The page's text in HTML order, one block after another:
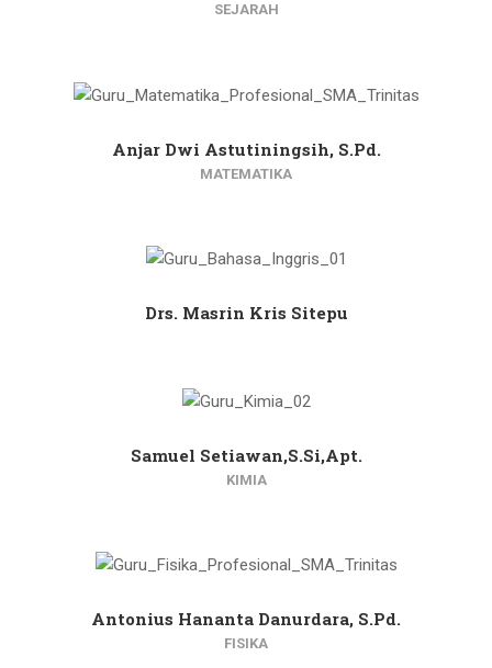
SEJARAH
Anjar Dwi Astutiningsih, S.Pd.
MATEMATIKA
Drs. Masrin Kris Sitepu
Samuel Setiawan,S.Si,Apt.
KIMIA
Antonius Hananta Danurdara, S.Pd.
FISIKA